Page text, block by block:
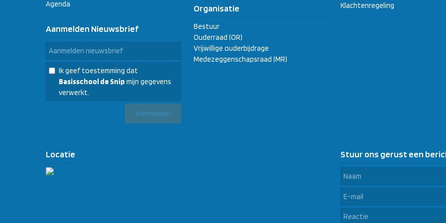
Agenda
Aanmelden Nieuwsbrief
Ik geef toestemming dat
Basisschool de Snip mijn gegevens
verwerkt.
Organisatie
Bestuur
Ouderraad (OR)
Vrijwillige ouderbijdrage
Medezeggenschapsraad (MR)
Klachtenregeling
Locatie Stuur ons gerust een